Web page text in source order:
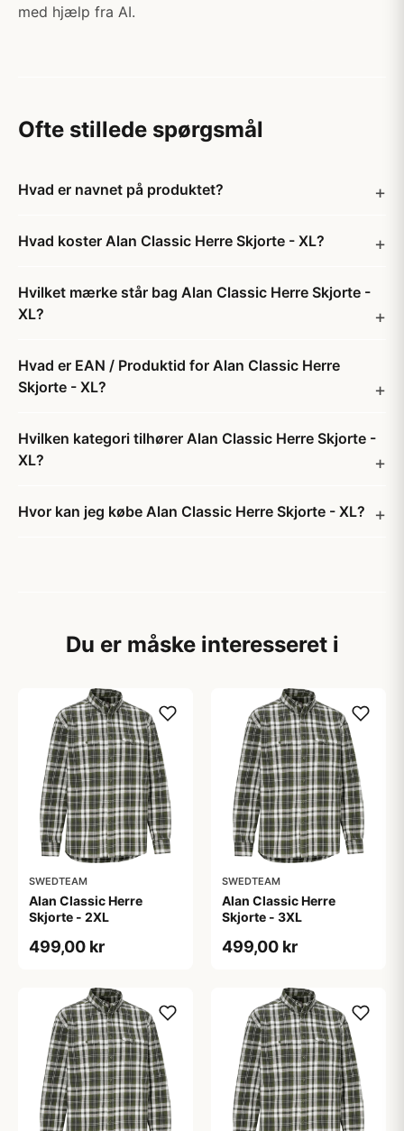
med hjælp fra AI.
Ofte stillede spørgsmål
Hvad er navnet på produktet?
Hvad koster Alan Classic Herre Skjorte - XL?
Hvilket mærke står bag Alan Classic Herre Skjorte -
XL?
Hvad er EAN / Produktid for Alan Classic Herre
Skjorte - XL?
Hvilken kategori tilhører Alan Classic Herre Skjorte -
XL?
Hvor kan jeg købe Alan Classic Herre Skjorte - XL?
Du er måske interesseret i
SWEDTEAM
Alan Classic Herre
Skjorte - 2XL
499,00 kr
SWEDTEAM
Alan Classic Herre
Skjorte - 3XL
499,00 kr